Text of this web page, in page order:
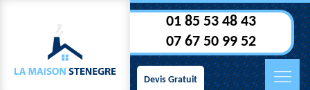
01 85 53 48 43
07 67 50 99 52
Devis Gratuit